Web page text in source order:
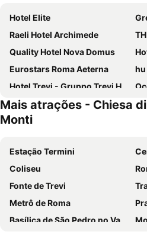
Hotel Elite
Raeli Hotel Archimede
Quality Hotel Nova Domus
Eurostars Roma Aeterna
hu
Hotel Trevi - Gruppo Trevi Hotels
Hotel Gioberti
NH Roma Villa Carpegna
Hotel Roma Tor Vergata
Hotel Mosaic Central Rome
H10 Roma Città
Occidental Aurelia
Best Western Globus Hotel
Mais atrações - Chiesa
Monti
Estação Termini
Coliseu
Fonte de Trevi
Metrô de Roma
Basílica de São Pedro no Vaticano